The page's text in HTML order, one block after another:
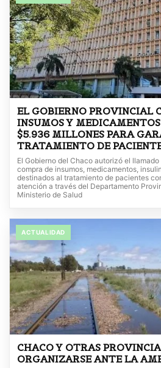
EL GOBIERNO PROVINCIAL
INSUMOS Y
$5.936 MILLONES PARA
TRATAMIENTO DE
El Gobierno del Chaco autorizó el
compra de insumos, medicamentos,
destinados al tratamiento de pacientes
atención a través del Departamento
Ministerio de Salud
ACTUALIDAD
CHACO Y OTRAS
ORGANIZARSE ANTE LA